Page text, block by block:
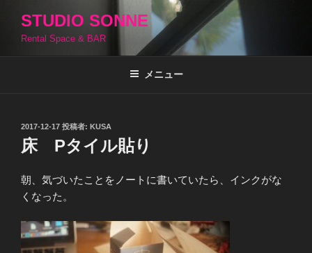
ン
STUDIO SONNE
Rental Space & BAR
メニュー
投
稿
日:
2017-12-17 投稿者: KUSA
床 Pタイル貼り
朝、気づいたことをノートに書いていたら、インクがな
くなった。